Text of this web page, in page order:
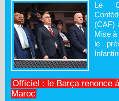
Le
(CAF)
Mise à
le
Officiel : le Barça renonce
Maroc